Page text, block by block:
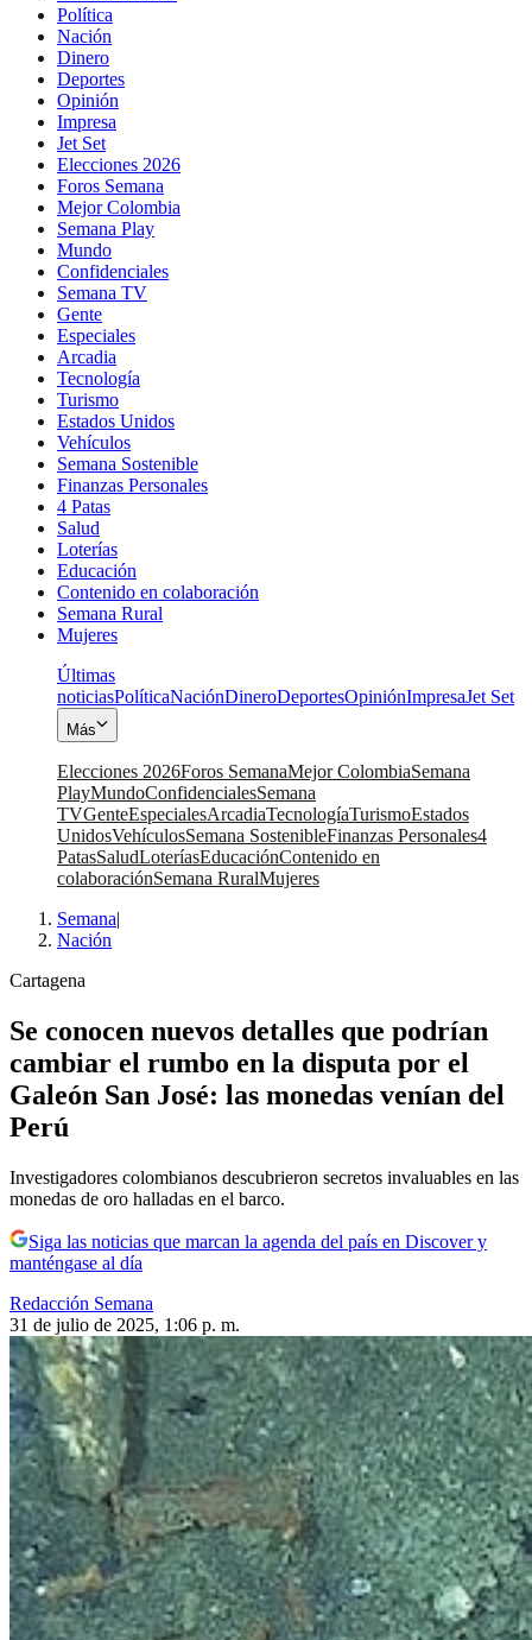
Política
Nación
Dinero
Deportes
Opinión
Impresa
Jet Set
Elecciones 2026
Foros Semana
Mejor Colombia
Semana Play
Mundo
Confidenciales
Semana TV
Gente
Especiales
Arcadia
Tecnología
Turismo
Estados Unidos
Vehículos
Semana Sostenible
Finanzas Personales
4 Patas
Salud
Loterías
Educación
Contenido en colaboración
Semana Rural
Mujeres
Últimas
noticiasPolíticaNaciónDineroDeportesOpiniónImpresaJet Set
Más
Elecciones 2026Foros SemanaMejor ColombiaSemana
PlayMundoConfidencialesSemana
TVGenteEspecialesArcadiaTecnologíaTurismoEstados
UnidosVehículosSemana SostenibleFinanzas Personales4
PatasSaludLoteríasEducaciónContenido en
colaboraciónSemana RuralMujeres
Semana|
Nación
Cartagena
Se conocen nuevos detalles que podrían
cambiar el rumbo en la disputa por el
Galeón San José: las monedas venían del
Perú
Investigadores colombianos descubrieron secretos invaluables en las
monedas de oro halladas en el barco.
Siga las noticias que marcan la agenda del país en Discover y
manténgase al día
Redacción Semana
31 de julio de 2025, 1:06 p. m.